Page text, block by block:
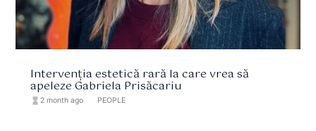
Intervenția estetică rară la care vrea să
apeleze Gabriela Prisăcariu
hourglass_full 2 month ago PEOPLE